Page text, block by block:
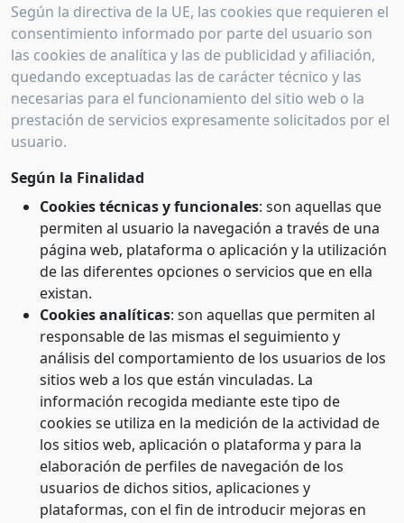
Según la directiva de la UE, las cookies que requieren el
consentimiento informado por parte del usuario son
las cookies de analítica y las de publicidad y afiliación,
quedando exceptuadas las de carácter técnico y las
necesarias para el funcionamiento del sitio web o la
prestación de servicios expresamente solicitados por el
usuario.
Según la Finalidad
Cookies técnicas y funcionales: son aquellas que
permiten al usuario la navegación a través de una
página web, plataforma o aplicación y la utilización
de las diferentes opciones o servicios que en ella
existan.
Cookies analíticas: son aquellas que permiten al
responsable de las mismas el seguimiento y
análisis del comportamiento de los usuarios de los
sitios web a los que están vinculadas. La
información recogida mediante este tipo de
cookies se utiliza en la medición de la actividad de
los sitios web, aplicación o plataforma y para la
elaboración de perfiles de navegación de los
usuarios de dichos sitios, aplicaciones y
plataformas, con el fin de introducir mejoras en